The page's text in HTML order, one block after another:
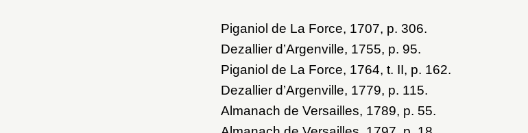
Piganiol de La Force, 1707, p. 306.
Dezallier d’Argenville, 1755, p. 95.
Piganiol de La Force, 1764, t. II, p. 162.
Dezallier d’Argenville, 1779, p. 115.
Almanach de Versailles, 1789, p. 55.